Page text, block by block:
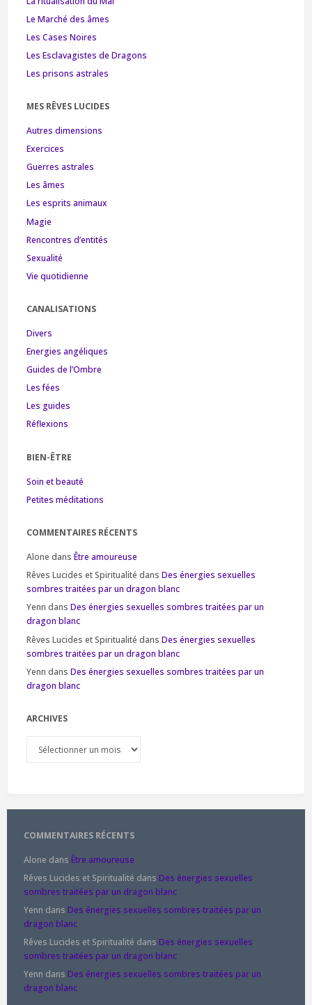
Le Marché des âmes
Les Cases Noires
Les Esclavagistes de Dragons
Les prisons astrales
MES RÊVES LUCIDES
Autres dimensions
Exercices
Guerres astrales
Les âmes
Les esprits animaux
Magie
Rencontres d’entités
Sexualité
Vie quotidienne
CANALISATIONS
Divers
Energies angéliques
Guides de l’Ombre
Les fées
Les guides
Réflexions
BIEN-ÊTRE
Soin et beauté
Petites méditations
COMMENTAIRES RÉCENTS
Alone dans Être amoureuse
Rêves Lucides et Spiritualité dans Des énergies sexuelles
sombres traitées par un dragon blanc
Yenn dans Des énergies sexuelles sombres traitées par un
dragon blanc
Rêves Lucides et Spiritualité dans Des énergies sexuelles
sombres traitées par un dragon blanc
Yenn dans Des énergies sexuelles sombres traitées par un
dragon blanc
ARCHIVES
COMMENTAIRES RÉCENTS
Alone dans Être amoureuse
Rêves Lucides et Spiritualité dans Des énergies sexuelles
sombres traitées par un dragon blanc
Yenn dans Des énergies sexuelles sombres traitées par un
dragon blanc
Rêves Lucides et Spiritualité dans Des énergies sexuelles
sombres traitées par un dragon blanc
Yenn dans Des énergies sexuelles sombres traitées par un
dragon blanc